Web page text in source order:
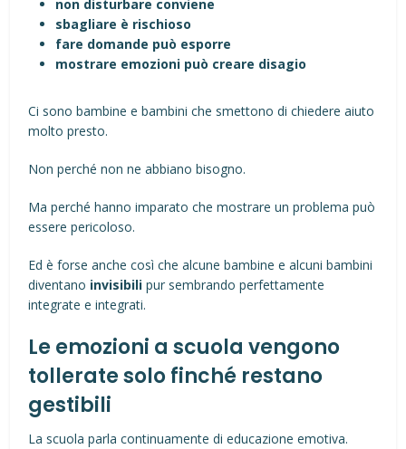
non disturbare conviene
sbagliare è rischioso
fare domande può esporre
mostrare emozioni può creare disagio
Ci sono bambine e bambini che smettono di chiedere aiuto
molto presto.
Non perché non ne abbiano bisogno.
Ma perché hanno imparato che mostrare un problema può
essere pericoloso.
Ed è forse anche così che alcune bambine e alcuni bambini
diventano invisibili pur sembrando perfettamente
integrate e integrati.
Le emozioni a scuola vengono
tollerate solo finché restano
gestibili
La scuola parla continuamente di educazione emotiva.